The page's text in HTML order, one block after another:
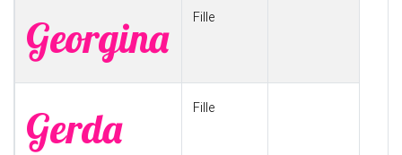
Georgina Fille
Gerda Fille